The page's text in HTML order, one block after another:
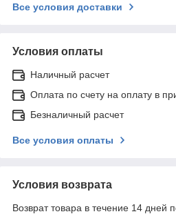
Все условия доставки
Условия оплаты
Наличный расчет
Оплата по счету на оплату в
Безналичный расчет
Все условия оплаты
Условия возврата
Возврат товара в течение 14 дней